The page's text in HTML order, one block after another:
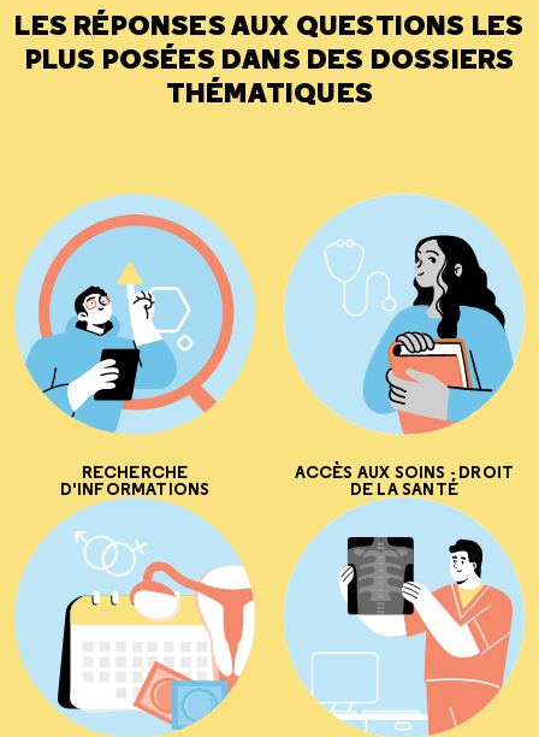
LES RÉPONSES AUX QUESTIONS LES
PLUS POSÉES DANS DES DOSSIERS
THÉMATIQUES
RECHERCHE
D'INFORMATIONS
ACCÈS AUX SOINS - DROIT
DE LA SANTÉ